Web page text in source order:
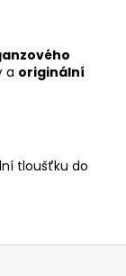
a originální
tloušťku do